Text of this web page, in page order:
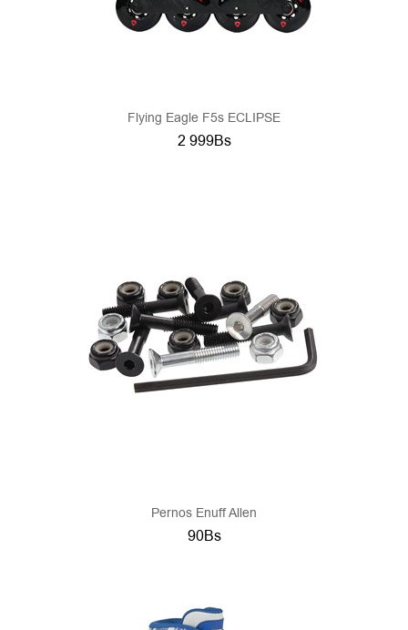
Flying Eagle F5s ECLIPSE
2 999Bs
Pernos Enuff Allen
90Bs